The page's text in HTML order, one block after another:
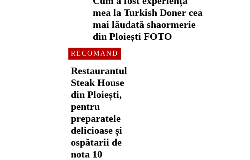
mea la Turkish Doner cea
mai lăudată shaormerie
din Ploiești FOTO
RECOMAND
Restaurantul
Steak House
din Ploiești,
pentru
preparatele
delicioase și
ospătarii de
nota 10